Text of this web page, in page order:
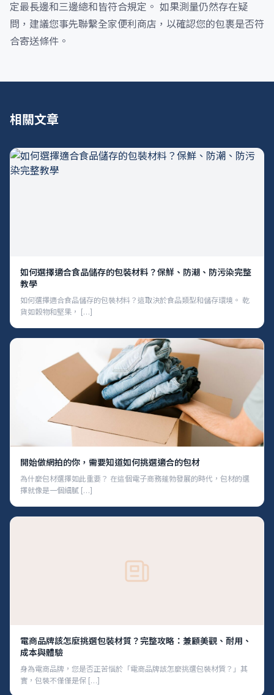
定最長邊和三邊總和皆符合規定。 如果測量仍然存在疑
問，建議您事先聯繫全家便利商店，以確認您的包裹是否符
合寄送條件。
相關文章
如何選擇適合食品儲存的包裝材料？保鮮、防潮、防污染完整
教學
如何選擇適合食品儲存的包裝材料？這取決於食品類型和儲存環境。 乾
貨如穀物和堅果， […]
開始做網拍的你，需要知道如何挑選適合的包材
為什麼包材選擇如此重要？ 在這個電子商務蓬勃發展的時代，包材的選
擇就像是一個細膩 […]
電商品牌該怎麼挑選包裝材質？完整攻略：兼顧美觀、耐用、
成本與體驗
身為電商品牌，您是否正苦惱於「電商品牌該怎麼挑選包裝材質？」其
實，包裝不僅僅是保 […]